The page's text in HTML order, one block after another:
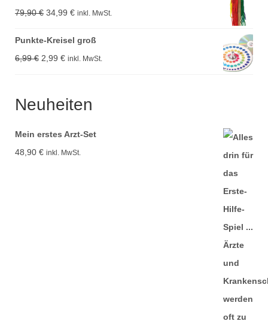
7,99 €
79,90€ Ursprünglicher
79,90 €
34,99 €Aktueller
ist:
inkl. MwSt.
Punkte-Kreisel groß
6,99€ Ursprünglicher
6,99 €
2,99 €Aktueller
2,99 €.
inkl. MwSt.
Neuheiten
Mein erstes Arzt-Set
48,90 € inkl. MwSt.